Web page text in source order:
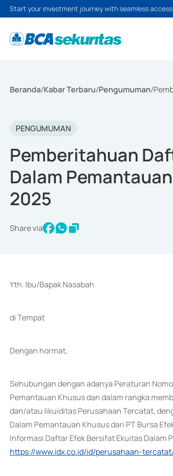
Start your investment journey with seamless
Beranda/Kabar Terbaru/Pengumuman/
PENGUMUMAN
Pemberitahuan
Dalam
2025
Share via
Yth. Ibu/Bapak Nasabah
di Tempat
Dengan hormat,
Sehubungan dengan adanya Peraturan
Pemantauan Khusus dan dalam rangka
dan/atau likuiditas Perusahaan Tercatat,
Dalam Pemantauan Khusus dari PT Bursa
Informasi Daftar Efek Bersifat Ekuitas Dalam
https://www.idx.co.id/id/perusahaan-